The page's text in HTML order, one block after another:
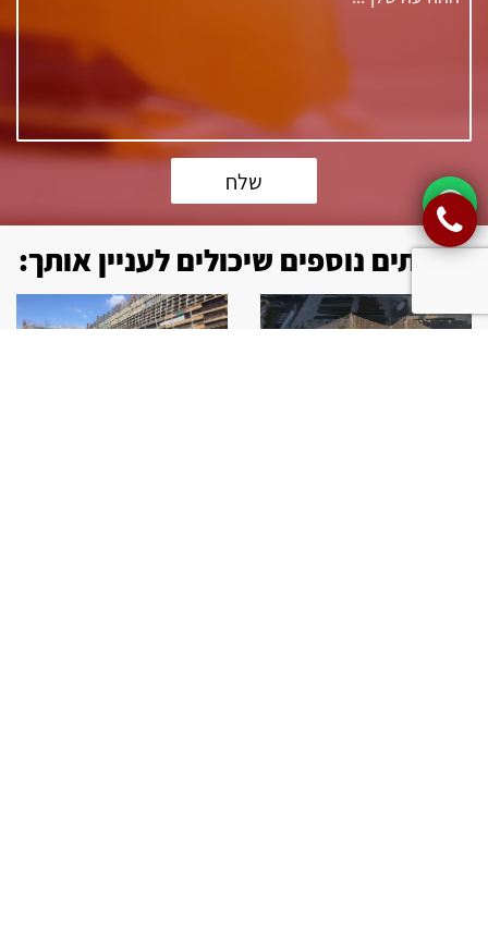
שלח
שירותים נוספים שיכולים לעניין אותך: